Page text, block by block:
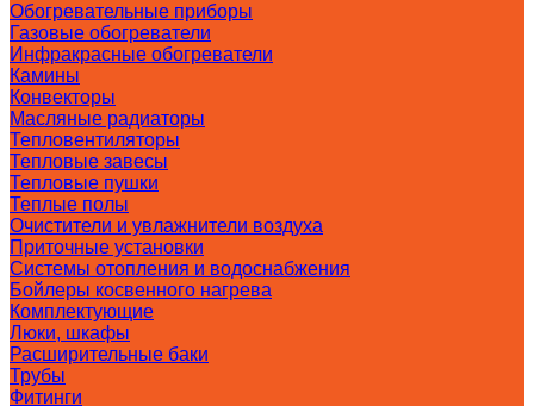
Обогревательные приборы
Газовые обогреватели
Инфракрасные обогреватели
Камины
Конвекторы
Масляные радиаторы
Тепловентиляторы
Тепловые завесы
Тепловые пушки
Теплые полы
Очистители и увлажнители воздуха
Приточные установки
Системы отопления и водоснабжения
Бойлеры косвенного нагрева
Комплектующие
Люки, шкафы
Расширительные баки
Трубы
Фитинги